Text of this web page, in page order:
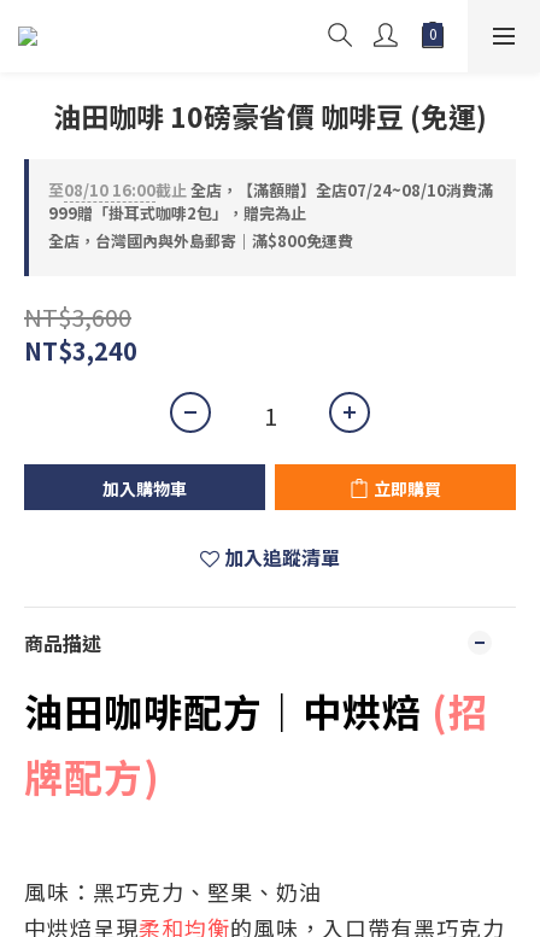
油田咖啡 10磅豪省價 咖啡豆 (免運)
至08/10 16:00截止全店，【滿額贈】全店07/24~08/10消費滿
999贈「掛耳式咖啡2包」，贈完為止
全店，台灣國內與外島郵寄｜滿$800免運費
NT$3,600
NT$3,240
加入購物車 立即購買
加入追蹤清單
商品描述
油田咖啡配方｜中烘焙 (招
牌配方)
風味：黑巧克力、堅果、奶油
中烘焙呈現柔和均衡的風味，入口帶有黑巧克力